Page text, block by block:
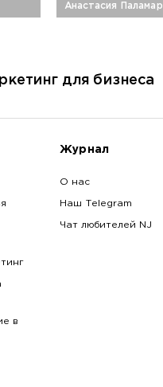
Анастасия Паламар
для бизнеса
в
Журнал
О нас
Наш Telegram
Чат любителей NJ